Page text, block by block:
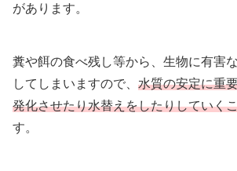
があります。
糞や餌の食べ残し等から、生物に有害
してしまいますので、 水質の安定に重
発化させたり水替えをしたりしていく
す。